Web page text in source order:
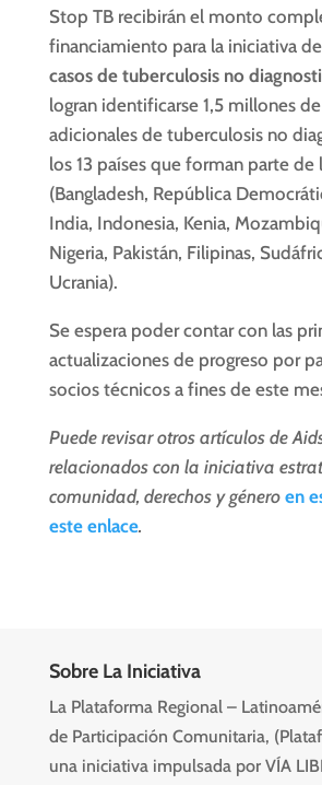
Stop TB recibirán el monto
financiamiento para la iniciativa de
casos de tuberculosis no
logran identificarse 1,5 millones
adicionales de tuberculosis no
los 13 países que forman parte de
(Bangladesh, República
India, Indonesia, Kenia,
Nigeria, Pakistán, Filipinas,
Ucrania).
Se espera poder contar con las
actualizaciones de progreso por
socios técnicos a fines de este
Puede revisar otros artículos de
relacionados con la iniciativa
comunidad, derechos y género en
este enlace.
Sobre La Iniciativa
La Plataforma Regional –
de Participación Comunitaria,
una iniciativa impulsada por VÍA